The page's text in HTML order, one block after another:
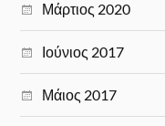
Μάρτιος 2020
Ιούνιος 2017
Μάιος 2017